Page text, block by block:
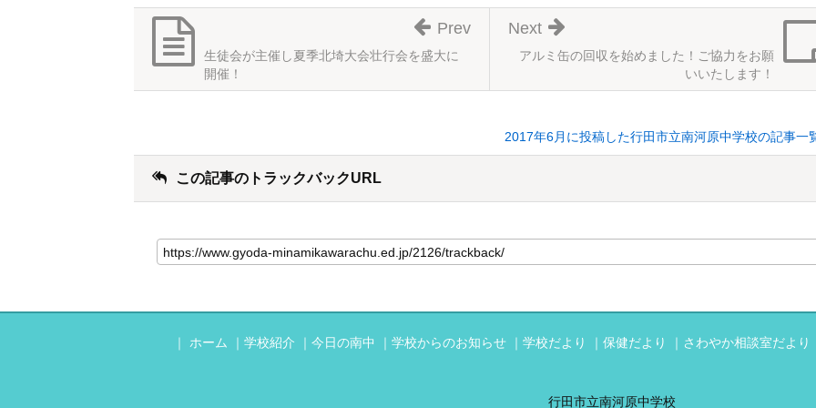
アルミ缶の回収を始めました！ご協力をお願
いいたします！
Next
生徒会が主催し夏季北埼大会壮行会を盛大に
開催！
Prev
2017年6月に投稿した行田市立南河原中学校の記事一
この記事のトラックバックURL
ホーム 学校紹介 今日の南中 学校からのお知らせ 学校だより 保健だより さわやか相談室だより
行田市立南河原中学校